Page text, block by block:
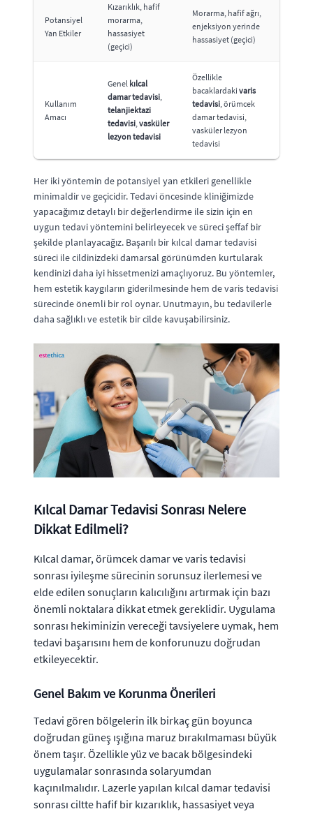
Potansiyel
Yan Etkiler
Kızarıklık, hafif
morarma,
hassasiyet
(geçici)
Morarma, hafif ağrı,
enjeksiyon yerinde
hassasiyet (geçici)
Kullanım
Amacı
Genel kılcal
damar tedavisi
telanjiektazi
tedavisi vasküler
lezyon tedavisi
Özellikle
bacaklardaki varis
tedavisi , örümcek
damar tedavisi,
vasküler lezyon
tedavisi
Her iki yöntemin de potansiyel yan etkileri genellikle
minimaldir ve geçicidir. Tedavi öncesinde kliniğimizde
yapacağımız detaylı bir değerlendirme ile sizin için en
uygun tedavi yöntemini belirleyecek ve süreci şeffaf bir
şekilde planlayacağız. Başarılı bir kılcal damar tedavisi
süreci ile cildinizdeki damarsal görünümden kurtularak
kendinizi daha iyi hissetmenizi amaçlıyoruz. Bu yöntemler,
hem estetik kaygıların giderilmesinde hem de varis tedavisi
sürecinde önemli bir rol oynar. Unutmayın, bu tedavilerle
daha sağlıklı ve estetik bir cilde kavuşabilirsiniz.
Kılcal Damar Tedavisi Sonrası Nelere
Dikkat Edilmeli?
Kılcal damar, örümcek damar ve varis tedavisi
sonrası iyileşme sürecinin sorunsuz ilerlemesi ve
elde edilen sonuçların kalıcılığını artırmak için bazı
önemli noktalara dikkat etmek gereklidir. Uygulama
sonrası hekiminizin vereceği tavsiyelere uymak, hem
tedavi başarısını hem de konforunuzu doğrudan
etkileyecektir.
Genel Bakım ve Korunma Önerileri
Tedavi gören bölgelerin ilk birkaç gün boyunca
doğrudan güneş ışığına maruz bırakılmaması büyük
önem taşır. Özellikle yüz ve bacak bölgesindeki
uygulamalar sonrasında solaryumdan
kaçınılmalıdır. Lazerle yapılan kılcal damar tedavisi
sonrası ciltte hafif bir kızarıklık, hassasiyet veya